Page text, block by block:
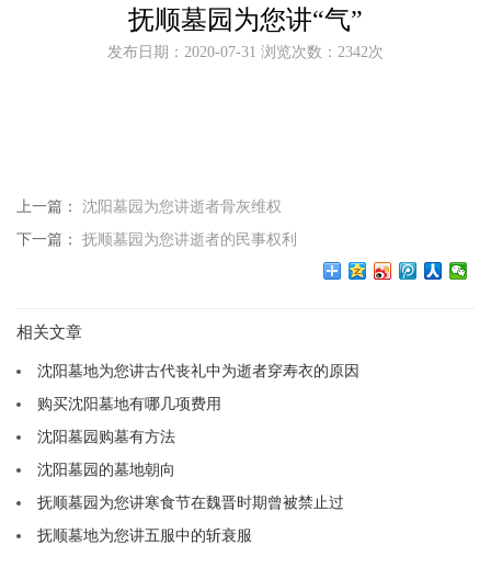
抚顺墓园为您讲“气”
发布日期：2020-07-31 浏览次数：2342次
上一篇： 沈阳墓园为您讲逝者骨灰维权
下一篇： 抚顺墓园为您讲逝者的民事权利
相关文章
沈阳墓地为您讲古代丧礼中为逝者穿寿衣的原因
购买沈阳墓地有哪几项费用
沈阳墓园购墓有方法
沈阳墓园的墓地朝向
抚顺墓园为您讲寒食节在魏晋时期曾被禁止过
抚顺墓地为您讲五服中的斩衰服